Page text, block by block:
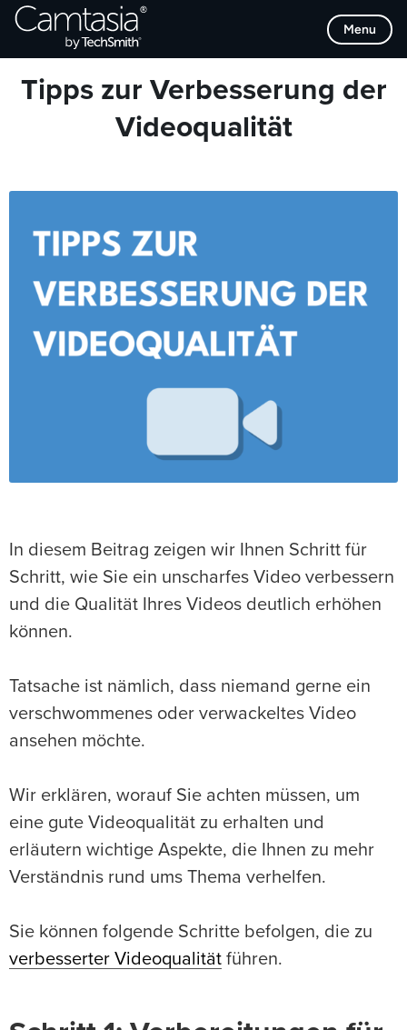
Direkt
zum
Menu
Browse Categories
Tipps zur Verbesserung der
Videoqualität
In diesem Beitrag zeigen wir Ihnen Schritt für
Schritt, wie Sie ein unscharfes Video verbessern
und die Qualität Ihres Videos deutlich erhöhen
können.
Tatsache ist nämlich, dass niemand gerne ein
verschwommenes oder verwackeltes Video
ansehen möchte.
Wir erklären, worauf Sie achten müssen, um
eine gute Videoqualität zu erhalten und
erläutern wichtige Aspekte, die Ihnen zu mehr
Verständnis rund ums Thema verhelfen.
Sie können folgende Schritte befolgen, die zu
verbesserter Videoqualität führen.